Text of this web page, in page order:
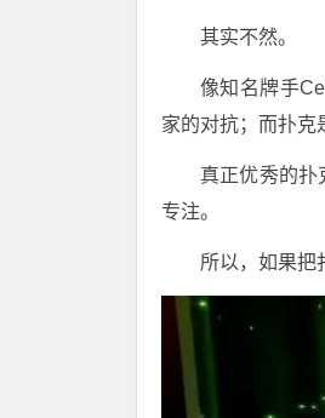
其实不然。
像知名牌手
家的对抗；而扑克
真正优秀的扑
专注。
所以，如果把